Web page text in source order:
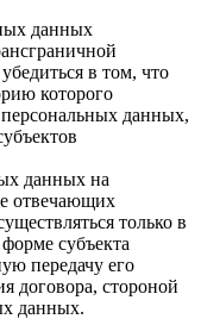
данных
в том, что
которого
персональных данных,
данных на
отвечающих
только в
субъекта
передачу его
договора, стороной
данных.